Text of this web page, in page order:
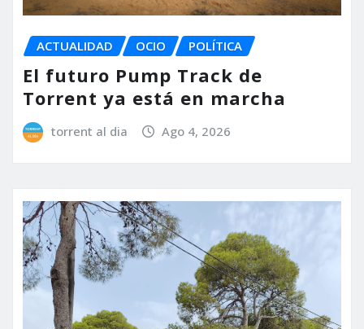
ACTUALIDAD OCIO POLÍTICA
El futuro Pump Track de
Torrent ya está en marcha
torrent al dia Ago 4, 2026